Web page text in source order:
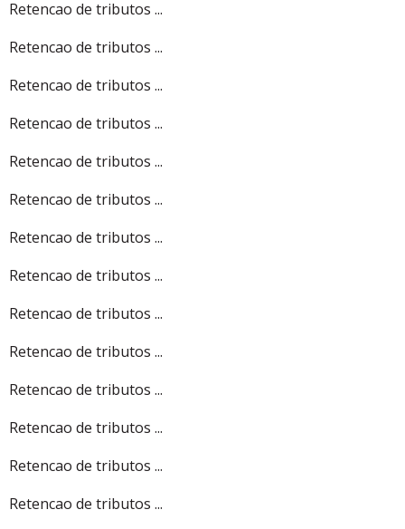
Retencao de tributos ...
Retencao de tributos ...
Retencao de tributos ...
Retencao de tributos ...
Retencao de tributos ...
Retencao de tributos ...
Retencao de tributos ...
Retencao de tributos ...
Retencao de tributos ...
Retencao de tributos ...
Retencao de tributos ...
Retencao de tributos ...
Retencao de tributos ...
Retencao de tributos ...